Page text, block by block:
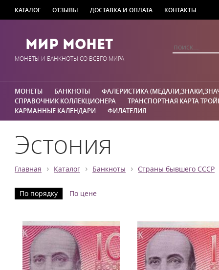
КАТАЛОГ ОТЗЫВЫ ДОСТАВКА И ОПЛАТА КОНТАКТЫ
Мир Монет
МОНЕТЫ И БАНКНОТЫ СО ВСЕГО МИРА
МОНЕТЫ БАНКНОТЫ
ФАЛЕРИСТИКА
СПРАВОЧНИК КОЛЛЕКЦИОНЕРА
ТРАНСПОРТНАЯ КАРТА
КАРМАННЫЕ КАЛЕНДАРИ
ФИЛАТЕЛИЯ
Эстония
Главная › Каталог › Банкноты › Страны бывшего СССР
По порядку По цене